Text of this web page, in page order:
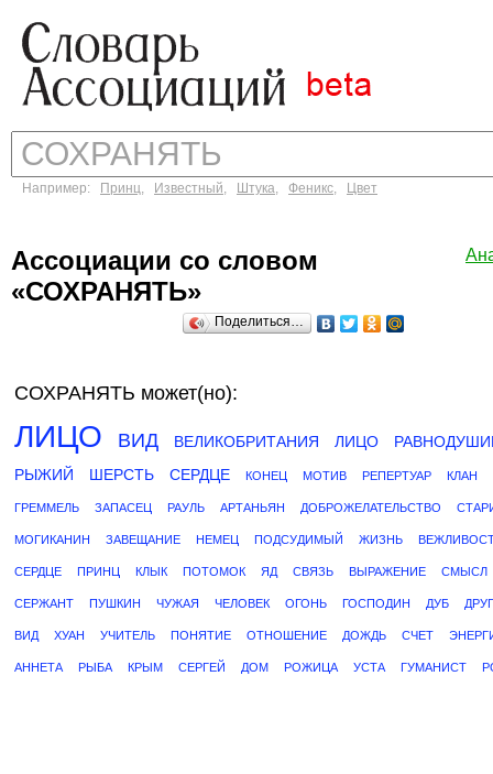
Например: Принц, Известный, Штука, Феникс, Цвет
Ассоциации со словом
«СОХРАНЯТЬ»
Поделиться…
СОХРАНЯТЬ может(но):
ЛИЦО ВИД ВЕЛИКОБРИТАНИЯ ЛИЦО
РЫЖИЙ
ШЕРСТЬ СЕРДЦЕ КОНЕЦ МОТИВ РЕПЕРТУАР КЛАН
ГРЕММЕЛЬ ЗАПАСЕЦ РАУЛЬ АРТАНЬЯН ДОБРОЖЕЛАТЕЛЬСТВО
МОГИКАНИН ЗАВЕЩАНИЕ НЕМЕЦ ПОДСУДИМЫЙ ЖИЗНЬ
СЕРДЦЕ ПРИНЦ КЛЫК ПОТОМОК ЯД СВЯЗЬ ВЫРАЖЕНИЕ СМЫСЛ
СЕРЖАНТ ПУШКИН ЧУЖАЯ ЧЕЛОВЕК ОГОНЬ ГОСПОДИН ДУБ ДРУГ
ВИД ХУАН УЧИТЕЛЬ ПОНЯТИЕ ОТНОШЕНИЕ ДОЖДЬ СЧЕТ
АННЕТА РЫБА КРЫМ СЕРГЕЙ ДОМ РОЖИЦА УСТА ГУМАНИСТ